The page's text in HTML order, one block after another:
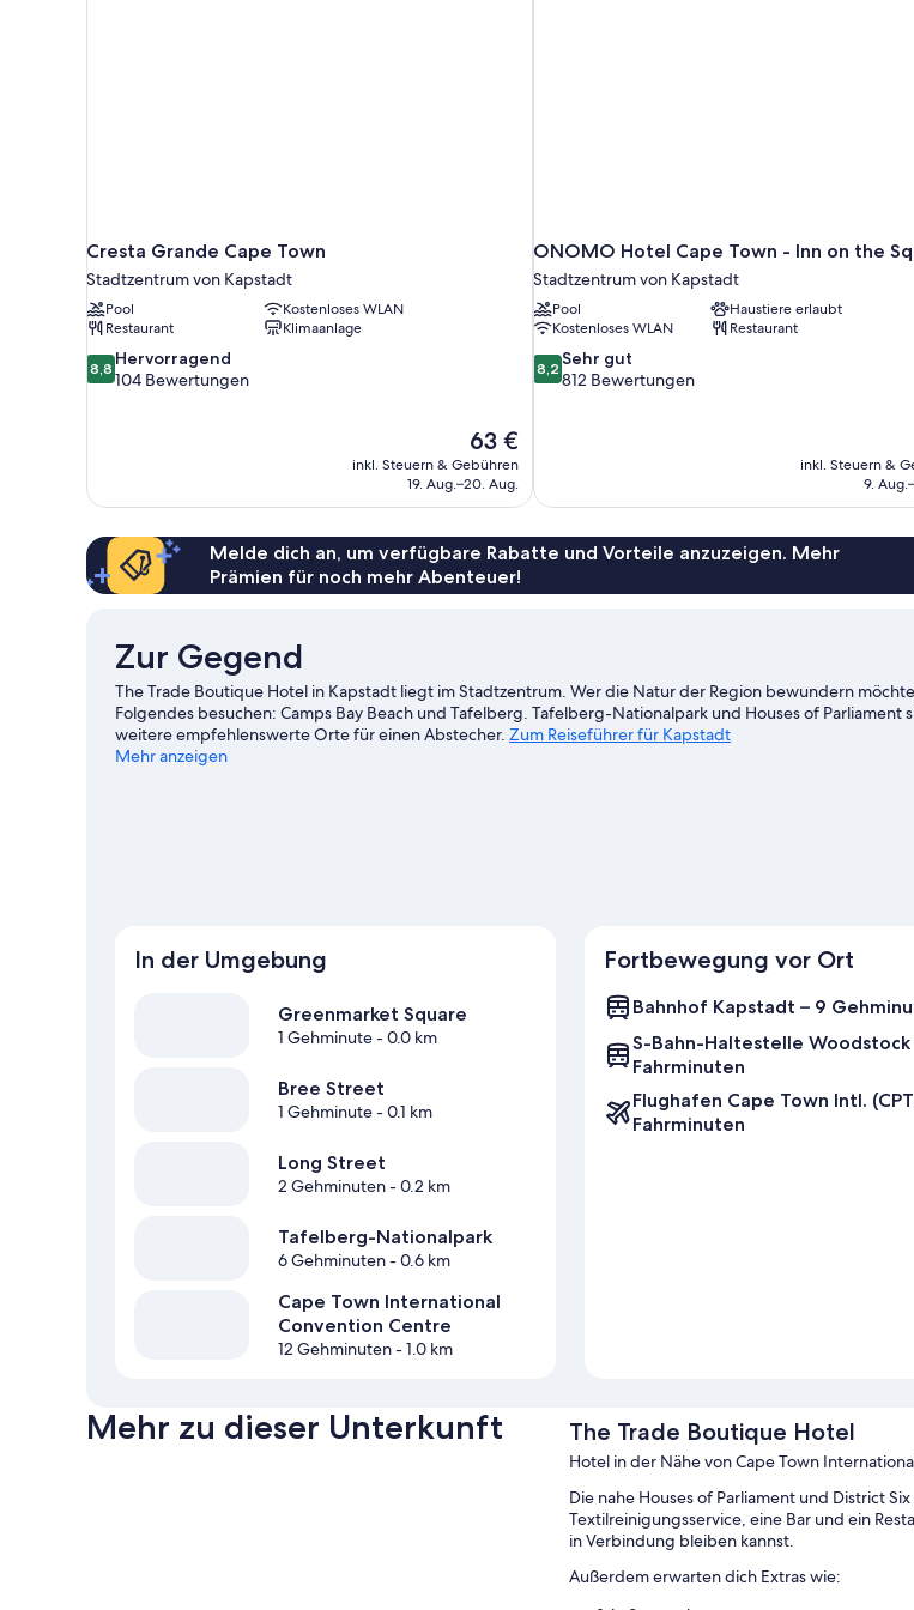
Cresta Grande Cape Town
Stadtzentrum von Kapstadt
Pool
Kostenloses WLAN
Restaurant
Klimaanlage
8.8
von
8,8 Hervorragend
104 Bewertungen
Der
Preis
beträgt
63 €
inkl. Steuern & Gebühren
19. Aug.–20. Aug.
ONOMO Hotel Cape Town - Inn on the
Stadtzentrum von Kapstadt
Pool
Haustiere erlaubt
Kostenloses WLAN
Restaurant
8.2
von
8,2 Sehr gut
812 Bewertungen
inkl. Steuern &
9.
Melde dich an, um verfügbare Rabatte und Vorteile anzuzeigen. Mehr
Prämien für noch mehr Abenteuer!
Zur Gegend
The Trade Boutique Hotel in Kapstadt liegt im Stadtzentrum. Wer die Natur der Region bewundern
Folgendes besuchen: Camps Bay Beach und Tafelberg. Tafelberg-Nationalpark und Houses of Parliament
weitere empfehlenswerte Orte für einen Abstecher. Zum Reiseführer für Kapstadt
Mehr anzeigen
In der Umgebung
Greenmarket Square
1 Gehminute- 0.0 km
Bree Street
1 Gehminute- 0.1 km
Long Street
2 Gehminuten- 0.2 km
Tafelberg-Nationalpark
6 Gehminuten- 0.6 km
Cape Town International
Convention Centre
12 Gehminuten- 1.0 km
Fortbewegung vor Ort
Bahnhof Kapstadt – 9
S-Bahn-Haltestelle Woodstock
Fahrminuten
Flughafen Cape Town Intl.
Fahrminuten
Mehr zu dieser Unterkunft The Trade Boutique Hotel
Hotel in der Nähe von Cape Town
Die nahe Houses of Parliament und District
Textilreinigungsservice, eine Bar und ein
in Verbindung bleiben kannst.
Außerdem erwarten dich Extras wie: